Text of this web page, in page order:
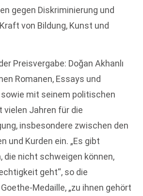
gegen Diskriminierung und
von Bildung, Kunst und
Preisvergabe: Doğan Akhanlı
Romanen, Essays und
mit seinem politischen
vielen Jahren für die
insbesondere zwischen den
und Kurden ein. „Es gibt
die nicht schweigen können,
geht“, so die
Medaille, „zu ihnen gehört